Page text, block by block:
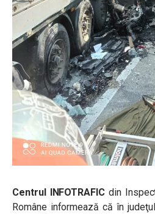
Centrul INFOTRAFIC din
Române informează că în